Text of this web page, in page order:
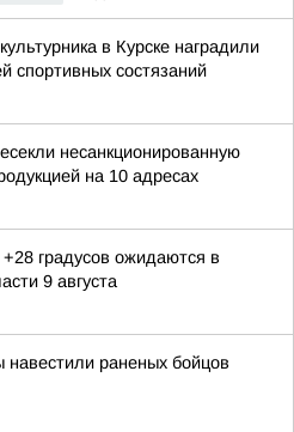
в Курске наградили
спортивных состязаний
несанкционированную
на 10 адресах
градусов ожидаются в
9 августа
навестили раненых бойцов